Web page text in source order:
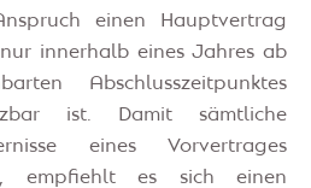
einen Hauptvertrag
innerhalb eines Jahres ab
Abschlusszeitpunktes
ist. Damit sämtliche
eines Vorvertrages
empfiehlt es sich einen